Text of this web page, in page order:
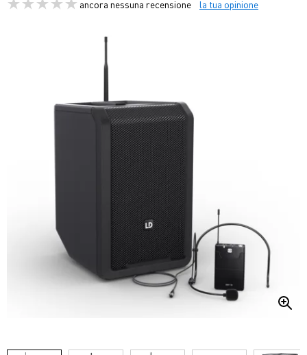
ancora nessuna recensione la tua opinione